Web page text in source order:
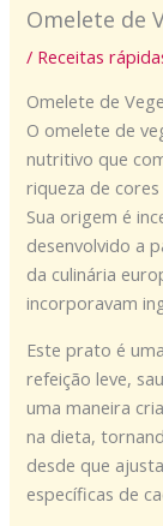
Omelete de
/ Receitas
Omelete de
O omelete de
nutritivo que
riqueza de
Sua origem é
desenvolvido a
da culinária
incorporavam
Este prato é
refeição leve,
uma maneira
na dieta,
desde que
específicas de